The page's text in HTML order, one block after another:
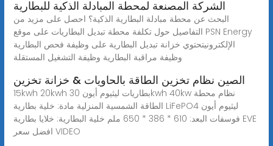
الشركة المصنعة لمحطة المبادلة الذكية للبطارية
البحث عن محطة مبادلة البطارية الذكية؟ احصل على مزيد من
التفاصيل حول تكلفة محطة تبديل البطاريات على موقع PSN Energy
الإلكترونيتحتوي خزانة تبديل البطارية على وظيفة فحص البطارية
وظيفة مراقبة البطارية وظيفة التشغيل المستقلة
الصين نظام تخزين الطاقة بالحاويات & خزانة تخزين
15kwh 20kwh بطاريات ليثيوم أيون 30kwh 40kw نظام محطة
الطاقة الشمسية المنزلية مادة: خلية بطارية LiFePO4 ليثيوم أيون
فوسفات البعد: 610 * 386 * 650 ملم خلية البطارية: خلايا بطارية EVE
افضل سعر VIDEO